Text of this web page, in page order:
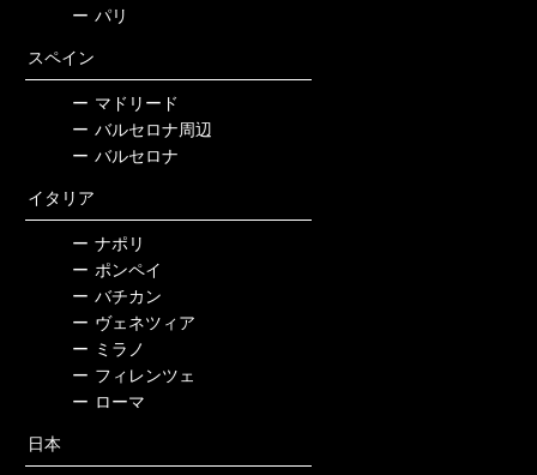
ー パリ
スペイン
ー マドリード
ー バルセロナ周辺
ー バルセロナ
イタリア
ー ナポリ
ー ポンペイ
ー バチカン
ー ヴェネツィア
ー ミラノ
ー フィレンツェ
ー ローマ
日本